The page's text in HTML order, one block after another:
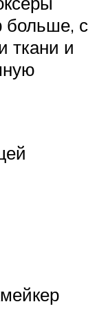
больше, с
ткани и